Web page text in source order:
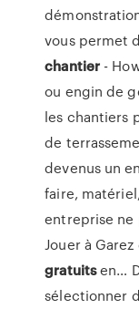
vous permet
chantier -
ou engin de
les chantiers
de
devenus un
faire,
entreprise ne
Jouer à
gratuitsen…
sélectionner